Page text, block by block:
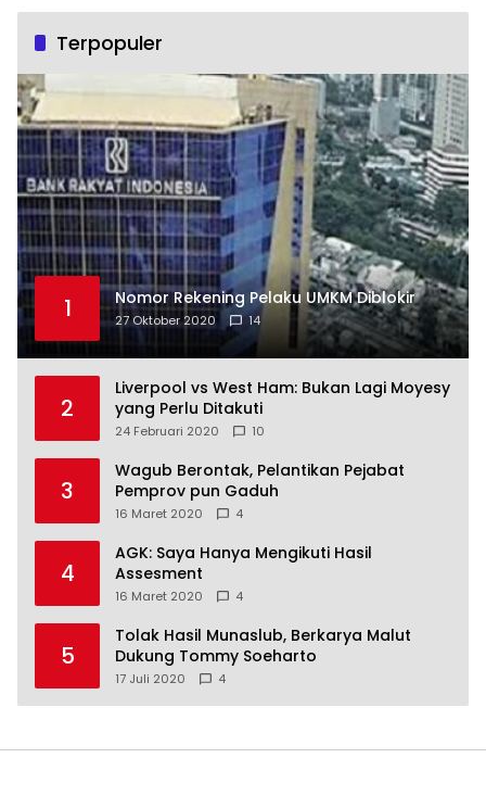
Terpopuler
1 Nomor Rekening Pelaku UMKM Diblokir
27 Oktober 2020 14
2
Liverpool vs West Ham: Bukan Lagi Moyesy
yang Perlu Ditakuti
24 Februari 2020 10
3
Wagub Berontak, Pelantikan Pejabat
Pemprov pun Gaduh
16 Maret 2020 4
4
AGK: Saya Hanya Mengikuti Hasil
Assesment
16 Maret 2020 4
5
Tolak Hasil Munaslub, Berkarya Malut
Dukung Tommy Soeharto
17 Juli 2020 4